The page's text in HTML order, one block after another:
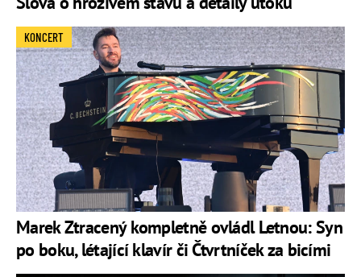
Marek Ztracený kompletně ovládl Letnou: Syn
po boku, létající klavír či Čtvrtníček za bicími
KONCERT